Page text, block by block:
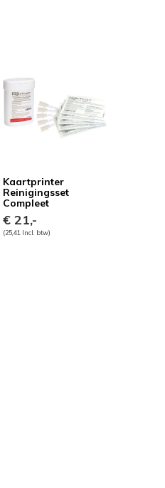
Kaartprinter
Reinigingsset
Compleet
€ 21,-
(25,41 Incl. btw)